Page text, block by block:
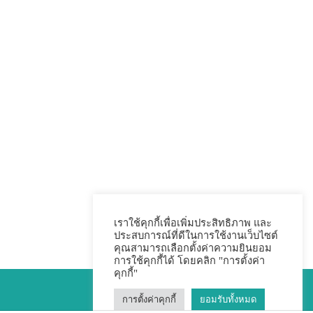
เราใช้คุกกี้เพื่อเพิ่มประสิทธิภาพ และ
ประสบการณ์ที่ดีในการใช้งานเว็บไซต์
คุณสามารถเลือกตั้งค่าความยินยอม
การใช้คุกกี้ได้ โดยคลิก "การตั้งค่า
คุกกี้"
การตั้งค่าคุกกี้ ยอมรับทั้งหมด